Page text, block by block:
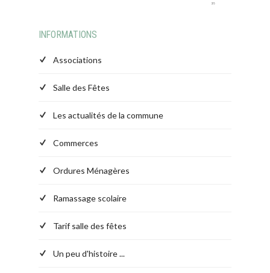
INFORMATIONS
Associations
Salle des Fêtes
Les actualités de la commune
Commerces
Ordures Ménagères
Ramassage scolaire
Tarif salle des fêtes
Un peu d'histoire ...